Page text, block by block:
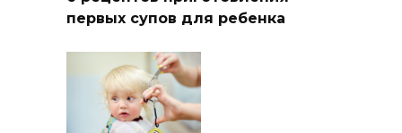
первых супов для ребенка